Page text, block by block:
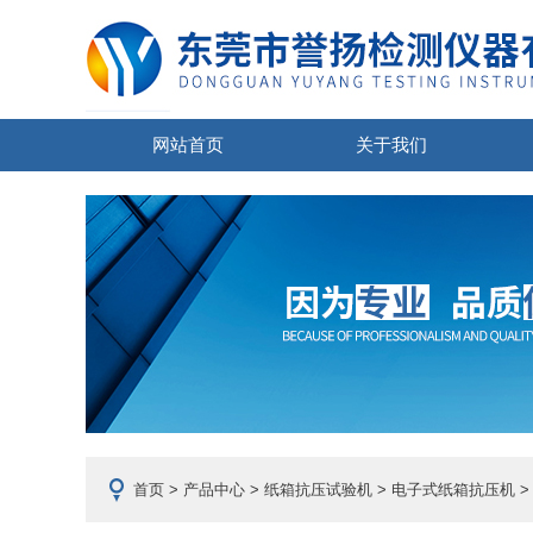
网站首页 关于我们
首页 > 产品中心 > 纸箱抗压试验机 > 电子式纸箱抗压机 >